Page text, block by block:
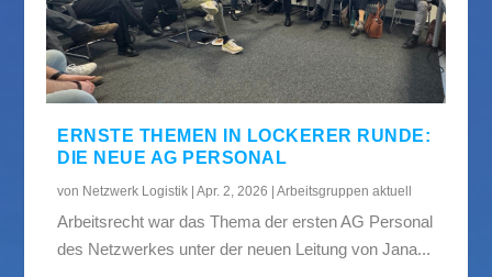
ERNSTE THEMEN IN LOCKERER RUNDE:
DIE NEUE AG PERSONAL
von Netzwerk Logistik |Apr. 2, 2026 |Arbeitsgruppen aktuell
Arbeitsrecht war das Thema der ersten AG Personal
des Netzwerkes unter der neuen Leitung von Jana...